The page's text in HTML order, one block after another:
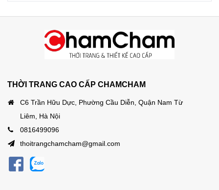
THỜI TRANG CAO CẤP CHAMCHAM
C6 Trần Hữu Dực, Phường Cầu Diễn, Quận Nam Từ
Liêm, Hà Nội
0816499096
thoitrangchamcham@gmail.com